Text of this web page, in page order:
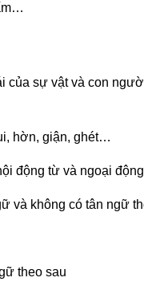
của sự vật và con
hờn, giận, ghét…
động từ và ngoại
và không có tân ngữ
theo sau